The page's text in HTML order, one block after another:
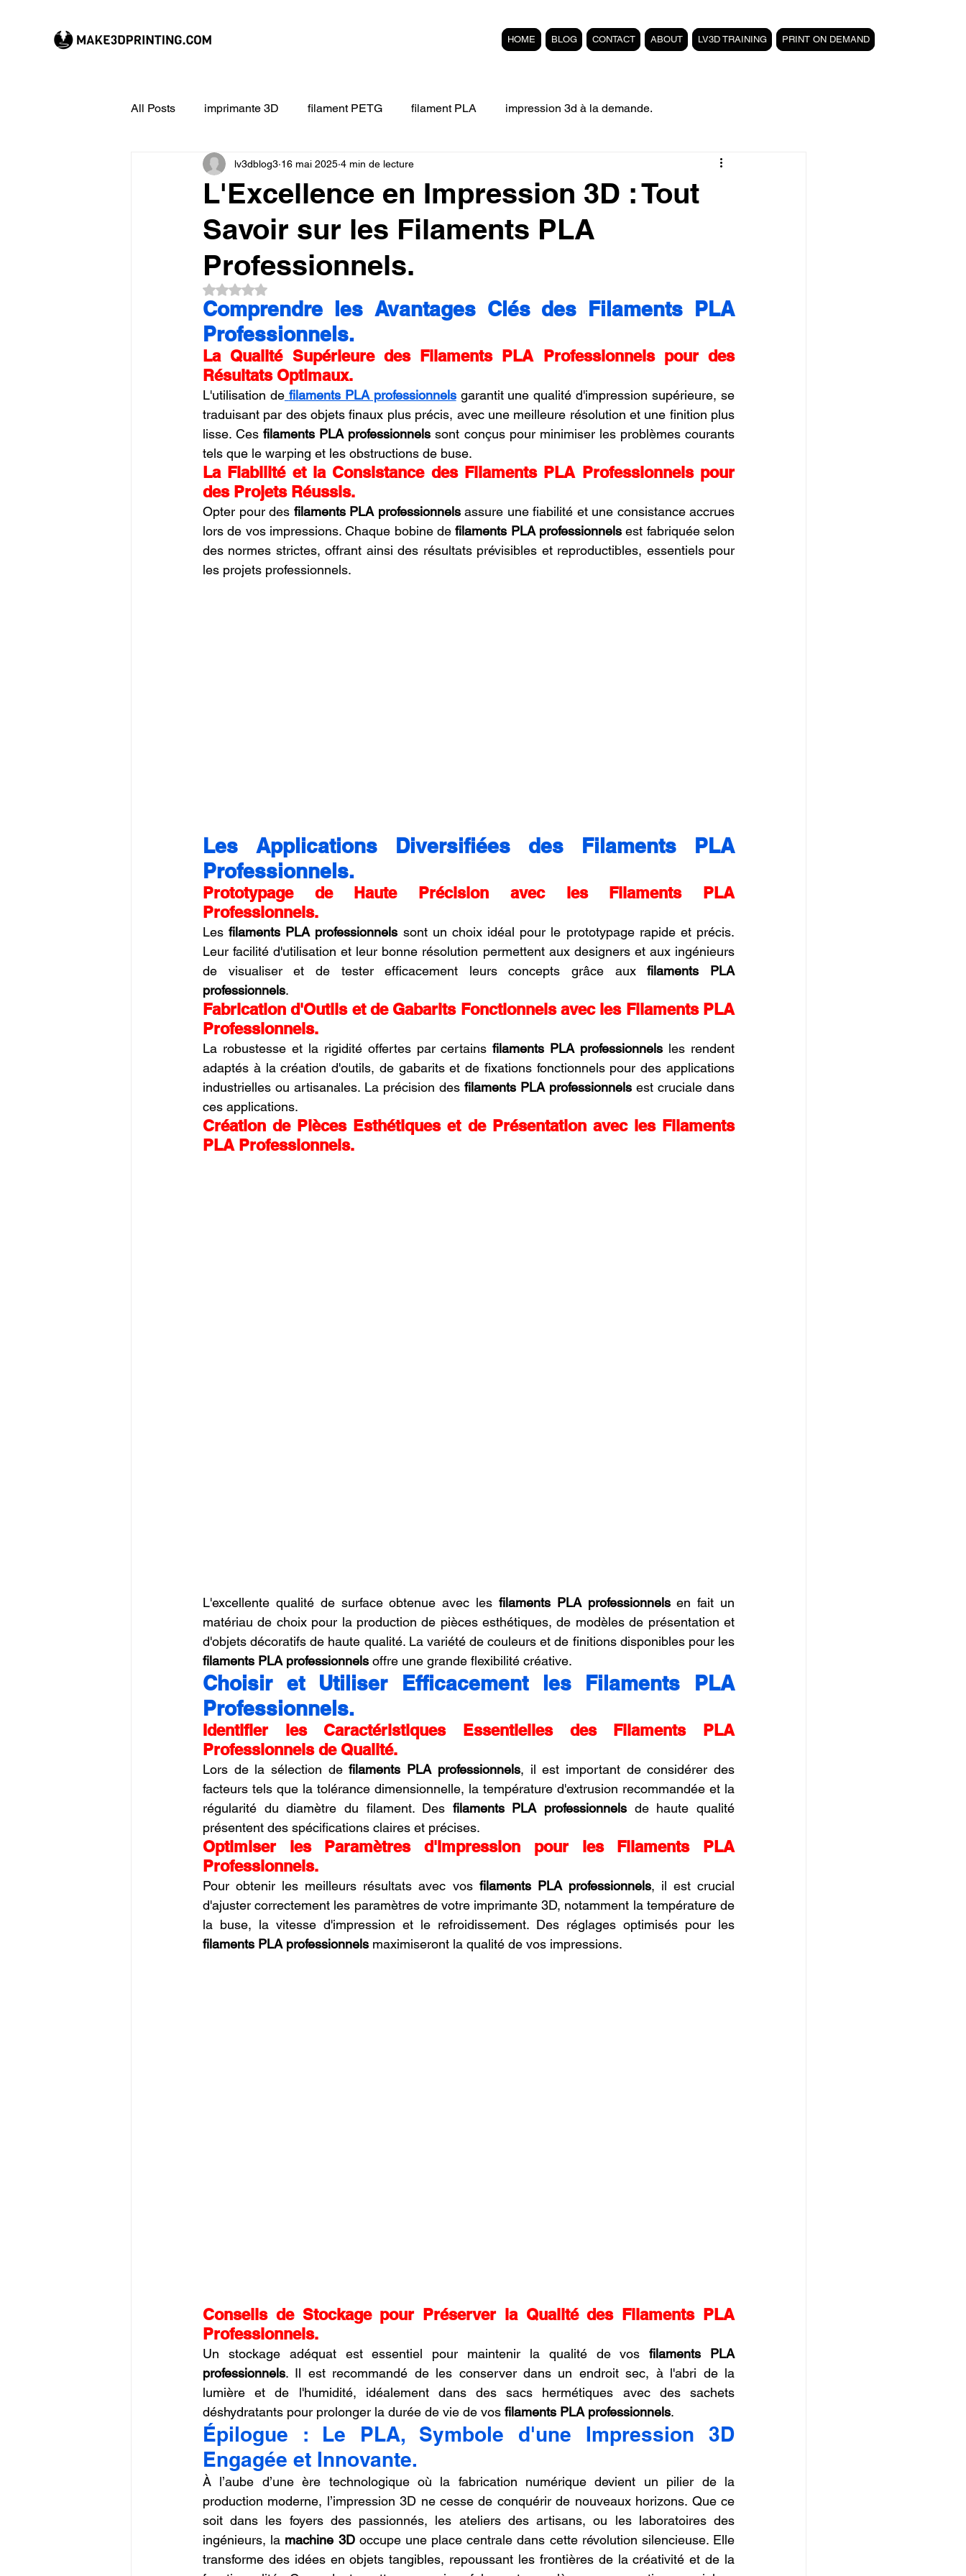
HOME BLOG CONTACT ABOUT LV3D TRAINING PRINT ON DEMAND
All Posts imprimante 3D filament PETG filament PLA impression 3d à la demande.
CREALITY imprimante 3D Filament 3D FLEXIBLE filament PETG carbone
Filament 3D Formation à l'impression 3D. Formation éligible au CPF Impressio
impression 3D en ligne
Commerce en Franchise concession LV3D
CREALITY SPARKX i7 Color Combo Bambu Lab X2D SNAPMAKER U1
L'Excellence en Impression 3D : Tout
Savoir sur les Filaments PLA
Professionnels.
lv3dblog3 16 mai 2025 4 min de lecture
Noté NaN étoiles sur 5.
Comprendre les Avantages Clés des Filaments PLA
Professionnels.
La Qualité Supérieure des Filaments PLA Professionnels pour des
Résultats Optimaux.
L'utilisation de filaments PLA professionnels garantit une qualité d'impression supérieure, se
traduisant par des objets finaux plus précis, avec une meilleure résolution et une finition plus
lisse. Ces filaments PLA professionnels sont conçus pour minimiser les problèmes courants
tels que le warping et les obstructions de buse.
La Fiabilité et la Consistance des Filaments PLA Professionnels pour
des Projets Réussis.
Opter pour des filaments PLA professionnels assure une fiabilité et une consistance accrues
lors de vos impressions. Chaque bobine de filaments PLA professionnels est fabriquée selon
des normes strictes, offrant ainsi des résultats prévisibles et reproductibles, essentiels pour
les projets professionnels.
Les Applications Diversifiées des Filaments PLA
Professionnels.
Prototypage de Haute Précision avec les Filaments PLA
Professionnels.
Les filaments PLA professionnels sont un choix idéal pour le prototypage rapide et précis.
Leur facilité d'utilisation et leur bonne résolution permettent aux designers et aux ingénieurs
de visualiser et de tester efficacement leurs concepts grâce aux filaments PLA
professionnels.
Fabrication d'Outils et de Gabarits Fonctionnels avec les Filaments PLA
Professionnels.
La robustesse et la rigidité offertes par certains filaments PLA professionnels les rendent
adaptés à la création d'outils, de gabarits et de fixations fonctionnels pour des applications
industrielles ou artisanales. La précision des filaments PLA professionnels est cruciale dans
ces applications.
Création de Pièces Esthétiques et de Présentation avec les Filaments
PLA Professionnels.
L'excellente qualité de surface obtenue avec les filaments PLA professionnels en fait un
matériau de choix pour la production de pièces esthétiques, de modèles de présentation et
filaments PLA professionnels offre une grande flexibilité créative.
Choisir et Utiliser Efficacement les Filaments PLA
Professionnels.
Identifier les Caractéristiques Essentielles des Filaments PLA
Professionnels de Qualité.
Lors de la sélection de filaments PLA professionnels, il est important de considérer des
facteurs tels que la tolérance dimensionnelle, la température d'extrusion recommandée et la
régularité du diamètre du filament. Des filaments PLA professionnels de haute qualité
présentent des spécifications claires et précises.
Optimiser les Paramètres d'Impression pour les Filaments PLA
Professionnels.
Pour obtenir les meilleurs résultats avec vos filaments PLA professionnels, il est crucial
d'ajuster correctement les paramètres de votre imprimante 3D, notamment la température de
filaments PLA professionnels maximiseront la qualité de vos impressions.
Conseils de Stockage pour Préserver la Qualité des Filaments PLA
Professionnels.
Un stockage adéquat est essentiel pour maintenir la qualité de vos filaments PLA
professionnels. Il est recommandé de les conserver dans un endroit sec, à l'abri de la
lumière et de l'humidité, idéalement dans des sacs hermétiques avec des sachets
déshydratants pour prolonger la durée de vie de vos filaments PLA professionnels.
Épilogue : Le PLA, Symbole d'une Impression 3D
Engagée et Innovante.
À l’aube d’une ère technologique où la fabrication numérique devient un pilier de la
production moderne, l’impression 3D ne cesse de conquérir de nouveaux horizons. Que ce
soit dans les foyers des passionnés, les ateliers des artisans, ou les laboratoires des
ingénieurs, la machine 3D occupe une place centrale dans cette révolution silencieuse. Elle
transforme des idées en objets tangibles, repoussant les frontières de la créativité et de la